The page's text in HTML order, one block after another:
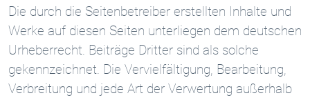
Die durch die Seitenbetreiber erstellten Inhalte und
Werke auf diesen Seiten unterliegen dem deutschen
Urheberrecht. Beiträge Dritter sind als solche
gekennzeichnet. Die Vervielfältigung, Bearbeitung,
Verbreitung und jede Art der Verwertung außerhalb